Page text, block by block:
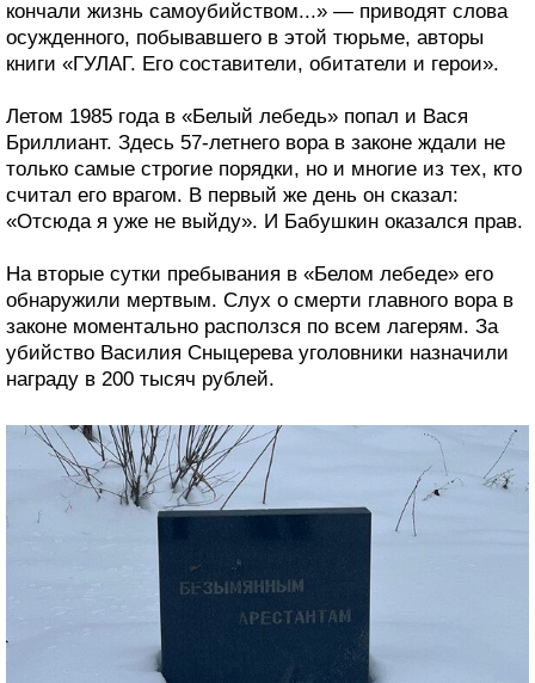
кончали жизнь самоубийством...» — приводят слова
осужденного, побывавшего в этой тюрьме, авторы
книги «ГУЛАГ. Его составители, обитатели и герои».
Летом 1985 года в «Белый лебедь» попал и Вася
Бриллиант. Здесь 57-летнего вора в законе ждали не
только самые строгие порядки, но и многие из тех, кто
считал его врагом. В первый же день он сказал:
«Отсюда я уже не выйду». И Бабушкин оказался прав.
На вторые сутки пребывания в «Белом лебеде» его
обнаружили мертвым. Слух о смерти главного вора в
законе моментально расползся по всем лагерям. За
убийство Василия Сныцерева уголовники назначили
награду в 200 тысяч рублей.